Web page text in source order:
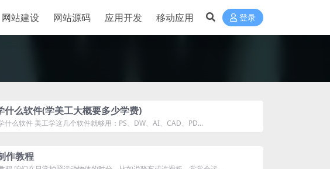
网站建设 网站源码 应用开发 移动应用 登录
什么软件(学美工大概要多少学费)
么软件 美工学这几个软件就够用：PS、DW、AI、CAD、PD...
作教程